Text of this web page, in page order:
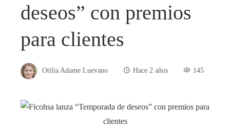
deseos” con premios
para clientes
Otilia Adame Luevano Hace 2 años 145